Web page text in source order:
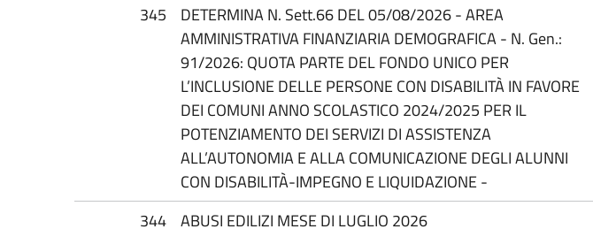
345
DETERMINA N. Sett.66 DEL 05/08/2026 - AREA
AMMINISTRATIVA FINANZIARIA DEMOGRAFICA - N. Gen.:
91/2026: QUOTA PARTE DEL FONDO UNICO PER
L’INCLUSIONE DELLE PERSONE CON DISABILITÀ IN FAVORE
DEI COMUNI ANNO SCOLASTICO 2024/2025 PER IL
POTENZIAMENTO DEI SERVIZI DI ASSISTENZA
ALL’AUTONOMIA E ALLA COMUNICAZIONE DEGLI ALUNNI
CON DISABILITÀ-IMPEGNO E LIQUIDAZIONE -
344 ABUSI EDILIZI MESE DI LUGLIO 2026